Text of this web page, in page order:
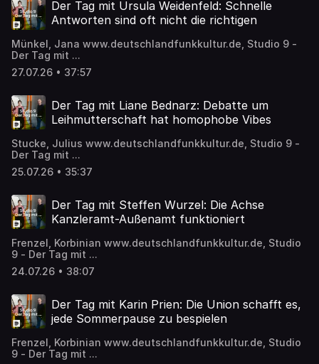
Der Tag mit Ursula Weidenfeld: Schnelle
Antworten sind oft nicht die richtigen
Münkel, Jana www.deutschlandfunkkultur.de, Studio 9 -
Der Tag mit ...
27.07.26 • 37:57
Der Tag mit Liane Bednarz: Debatte um
Leihmutterschaft hat homophobe Vibes
Stucke, Julius www.deutschlandfunkkultur.de, Studio 9 -
Der Tag mit ...
25.07.26 • 35:37
Der Tag mit Steffen Wurzel: Die Achse
Kanzleramt-Außenamt funktioniert
Frenzel, Korbinian www.deutschlandfunkkultur.de, Studio
9 - Der Tag mit ...
24.07.26 • 38:07
Der Tag mit Karin Prien: Die Union schafft es,
jede Sommerpause zu bespielen
Frenzel, Korbinian www.deutschlandfunkkultur.de, Studio
9 - Der Tag mit ...